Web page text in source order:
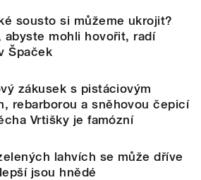
sousto si můžeme ukrojit?
abyste mohli hovořit, radí
Špaček
zákusek s pistáciovým
rebarborou a sněhovou čepicí
Vrtišky je famózní
lahvích se může dříve
jsou hnědé